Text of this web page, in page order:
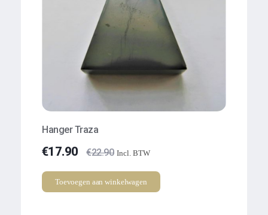
Hanger Traza
€17.90 €22.90 Incl. BTW
Toevoegen aan winkelwagen